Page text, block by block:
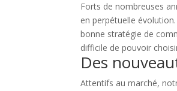
Forts de nombreuses
en perpétuelle
bonne stratégie de
difficile de pouvoir
Des
Attentifs au marché,